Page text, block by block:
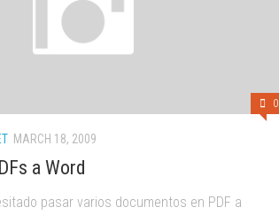
0
MARCH 18, 2009
a Word
pasar varios documentos en PDF a